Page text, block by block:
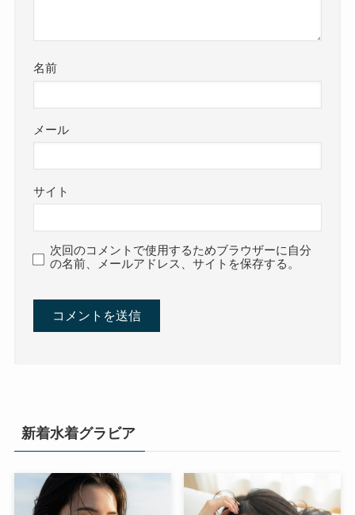
名前
メール
サイト
次回のコメントで使用するためブラウザーに自分
の名前、メールアドレス、サイトを保存する。
新着水着グラビア